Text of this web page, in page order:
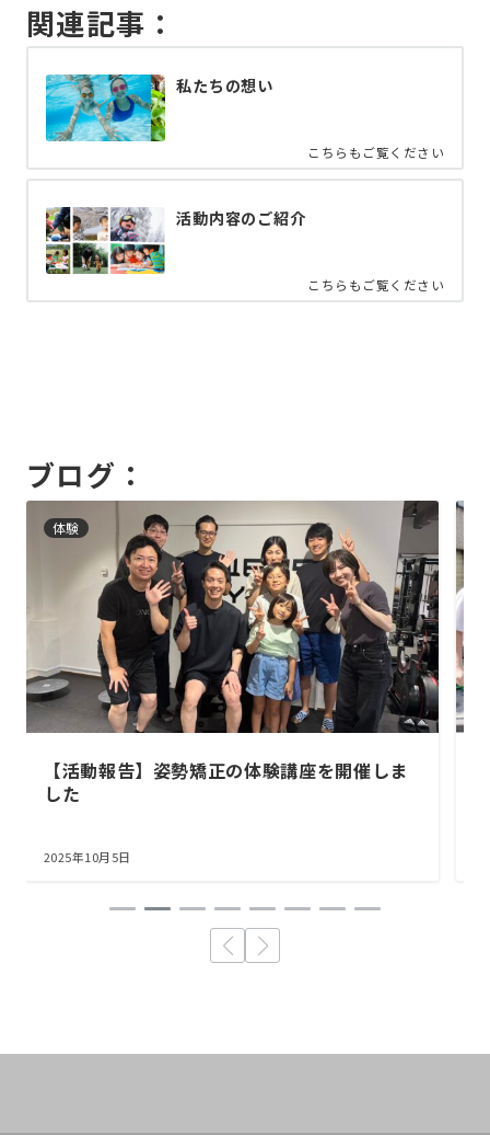
関連記事：
私たちの想い
こちらもご覧ください
活動内容のご紹介
こちらもご覧ください
ブログ：
体験
【活動報告】姿勢矯正の体験講座を開催しま
した
2025年10月5日